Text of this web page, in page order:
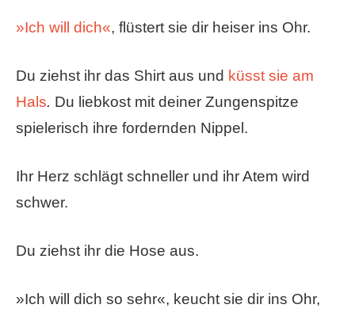
»Ich will dich«, flüstert sie dir heiser ins Ohr.
Du ziehst ihr das Shirt aus und küsst sie am
Hals. Du liebkost mit deiner Zungenspitze
spielerisch ihre fordernden Nippel.
Ihr Herz schlägt schneller und ihr Atem wird
schwer.
Du ziehst ihr die Hose aus.
»Ich will dich so sehr«, keucht sie dir ins Ohr,